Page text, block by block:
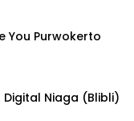
You Purwokerto
Digital Niaga (Blibli)